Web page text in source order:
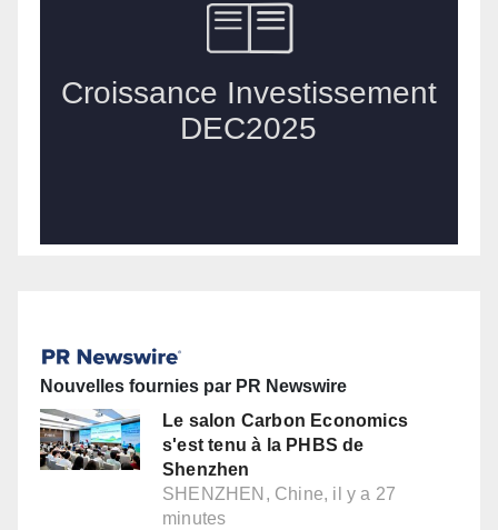
Nouvelles fournies par PR Newswire
Le salon Carbon Economics
s'est tenu à la PHBS de
Shenzhen
SHENZHEN, Chine, il y a 27
minutes